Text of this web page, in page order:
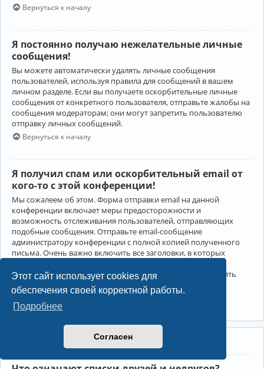
Этот сайт использует cookies для
обеспечения своей корректной работы.
Подробнее
Согласен
Вернуться к началу
Я постоянно получаю нежелательные личные
сообщения!
Вы можете автоматически удалять личные сообщения
пользователей, используя правила для сообщений в вашем
личном разделе. Если вы получаете оскорбительные личные
сообщения от конкретного пользователя, отправьте жалобы на
сообщения модераторам; они могут запретить пользователю
отправку личных сообщений.
Вернуться к началу
Я получил спам или оскорбительный email от
кого-то с этой конференции!
Мы сожалеем об этом. Форма отправки email на данной
конференции включает меры предосторожности и
возможность отслеживания пользователей, отправляющих
подобные сообщения. Отправьте email-сообщение
администратору конференции с полной копией полученного
письма. Очень важно включить все заголовки, в которых
Администратор конференции сможет в этом случае принять
меры.
Друзья и недруги